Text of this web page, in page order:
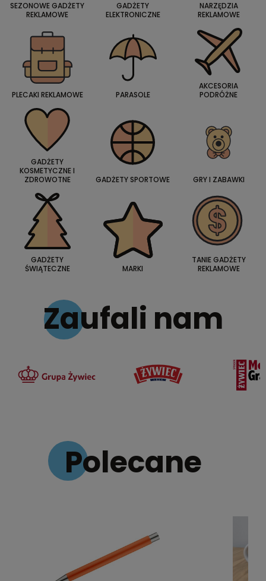
SEZONOWE GADŻETY
REKLAMOWE
GADŻETY
ELEKTRONICZNE
NARZĘDZIA
REKLAMOWE
PLECAKI REKLAMOWE PARASOLE
AKCESORIA
PODRÓŻNE
GADŻETY
KOSMETYCZNE I
ZDROWOTNE
GADŻETY SPORTOWE GRY I ZABAWKI
GADŻETY
ŚWIĄTECZNE
MARKI
TANIE GADŻETY
REKLAMOWE
Zaufali nam
Polecane